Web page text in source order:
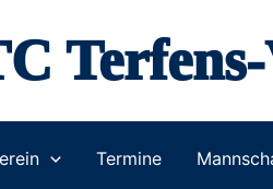
Termine